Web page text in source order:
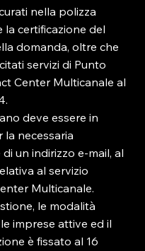
nella polizza
certificazione del
domanda, oltre che
servizi di Punto
Center Multicanale al
deve essere in
la necessaria
un indirizzo e-mail, al
al servizio
Multicanale.
le modalità
imprese attive ed il
è fissato al 16